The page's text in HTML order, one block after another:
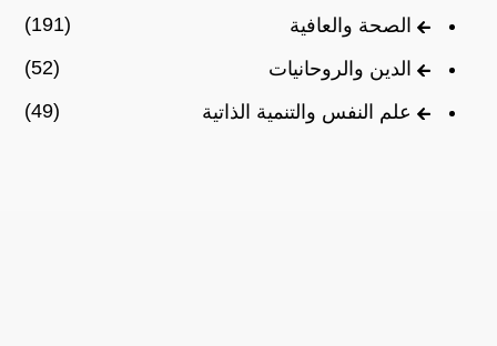
الصحة والعافية
(191)
الدين والروحانيات
(52)
علم النفس والتنمية الذاتية
(49)